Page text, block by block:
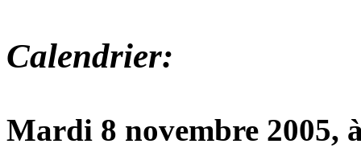
Calendrier:
Mardi 8 novembre 2005,